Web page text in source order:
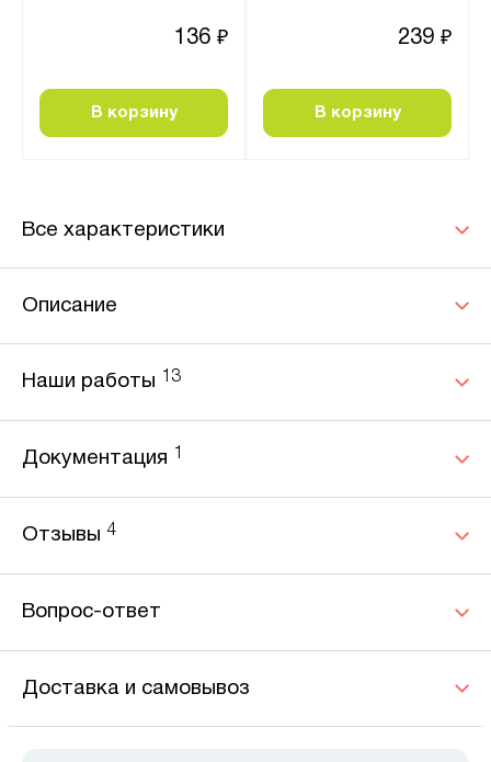
136 ₽
В корзину
239 ₽
В корзину
Все характеристики
Описание
Наши работы 13
Документация
Отзывы 4
Вопрос-ответ
Доставка и самовывоз